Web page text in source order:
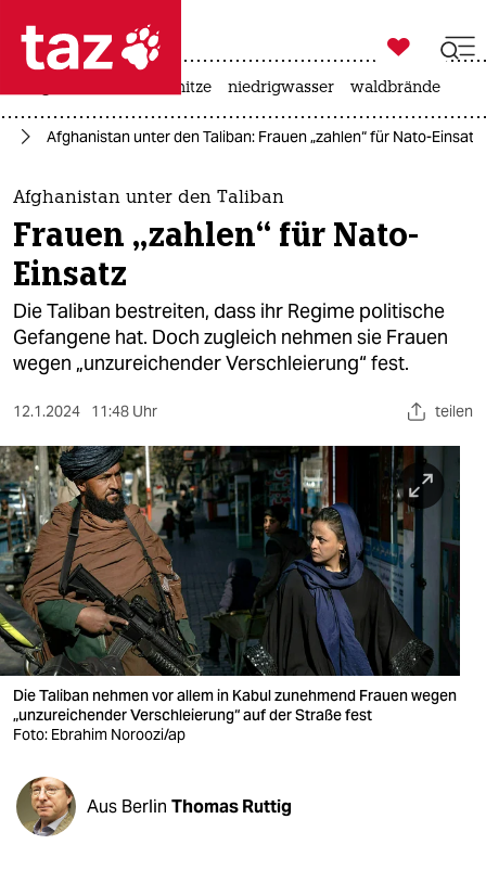
 taz zahl ich
taz zahl ich
themen
politik
öko
gesellschaft
sport
berlin
nord
wahrheit
verlag
verlag
veranstaltungen
fragen & hilfe

taz zahl ich
hitze niedrigwasser waldbrände
Afghanistan unter den Taliban: Frauen „zahlen“ für Nato-Einsatz
Afghanistan unter den Taliban
Frauen „zahlen“ für Nato-
Einsatz
Die Taliban bestreiten, dass ihr Regime politische
Gefangene hat. Doch zugleich nehmen sie Frauen
wegen „unzureichender Verschleierung“ fest.
12.1.2024 11:48 Uhr teilen
Die Taliban nehmen vor allem in Kabul zunehmend Frauen wegen
„unzureichender Verschleierung“ auf der Straße fest
Foto: Ebrahim Noroozi/ap
Aus Berlin Thomas Ruttig